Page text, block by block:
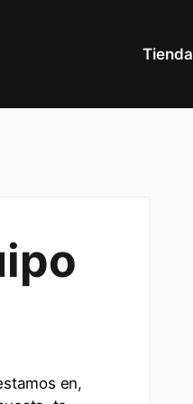
Tienda
en,